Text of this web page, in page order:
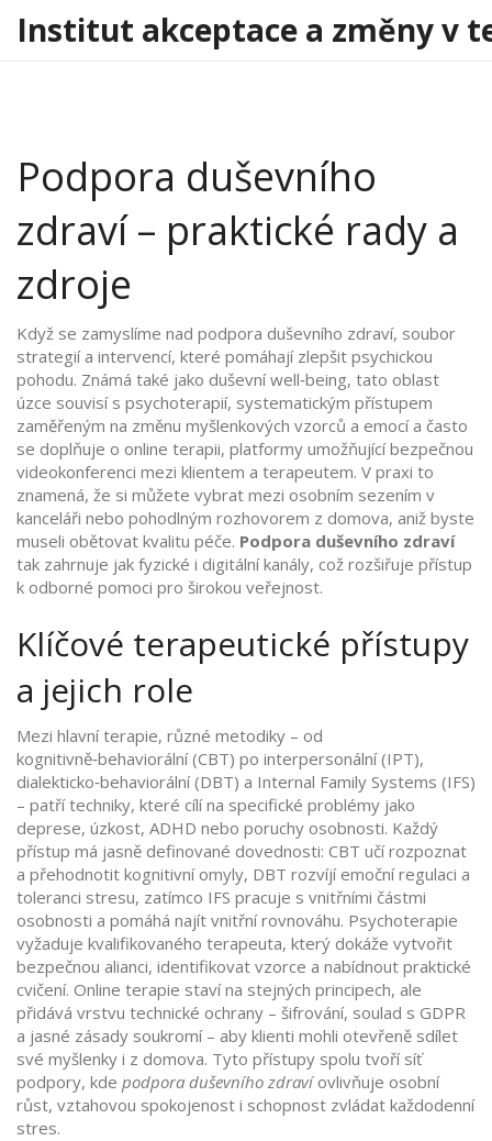
Institut akceptace a změny v
Podpora duševního
zdraví – praktické rady a
zdroje
Když se zamyslíme nad podpora duševního zdraví, soubor
strategií a intervencí, které pomáhají zlepšit psychickou
pohodu. Známá také jako duševní well‑being, tato oblast
úzce souvisí s psychoterapií, systematickým přístupem
zaměřeným na změnu myšlenkových vzorců a emocía často
se doplňuje o online terapii, platformy umožňující bezpečnou
videokonferenci mezi klientem a terapeutem. V praxi to
znamená, že si můžete vybrat mezi osobním sezením v
kanceláři nebo pohodlným rozhovorem z domova, aniž byste
museli obětovat kvalitu péče. Podpora duševního zdraví
tak zahrnuje jak fyzické i digitální kanály, což rozšiřuje přístup
k odborné pomoci pro širokou veřejnost.
Klíčové terapeutické přístupy
a jejich role
Mezi hlavníterapie, různé metodiky – od
kognitivně‑behaviorální (CBT) po interpersonální (IPT),
dialekticko‑behaviorální (DBT) a Internal Family Systems (IFS)
– patří techniky, které cílí na specifické problémy jako
deprese, úzkost, ADHD nebo poruchy osobnosti. Každý
přístup má jasně definované dovednosti: CBT učí rozpoznat
a přehodnotit kognitivní omyly, DBT rozvíjí emoční regulaci a
toleranci stresu, zatímco IFS pracuje s vnitřními částmi
osobnosti a pomáhá najít vnitřní rovnováhu. Psychoterapie
vyžaduje kvalifikovaného terapeuta, který dokáže vytvořit
bezpečnou alianci, identifikovat vzorce a nabídnout praktické
cvičení. Online terapie staví na stejných principech, ale
přidává vrstvu technické ochrany – šifrování, soulad s GDPR
a jasné zásady soukromí – aby klienti mohli otevřeně sdílet
své myšlenky i z domova. Tyto přístupy spolu tvoří síť
podpory, kde podpora duševního zdravíovlivňuje osobní
růst, vztahovou spokojenost i schopnost zvládat každodenní
stres.